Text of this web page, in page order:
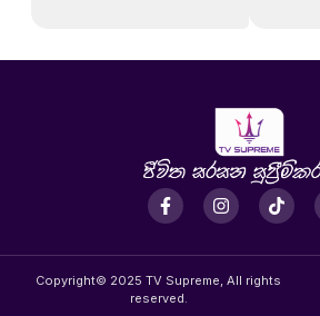
Copyright© 2025 TV Supreme, All rights
reserved.